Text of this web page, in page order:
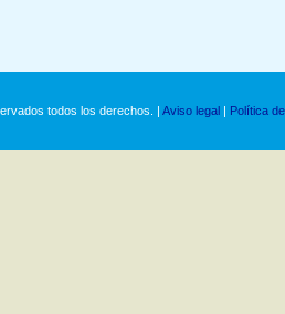
todos los derechos. | Aviso legal | Política